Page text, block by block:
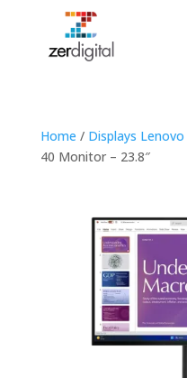
Home / Displays Lenovo
40 Monitor – 23.8″